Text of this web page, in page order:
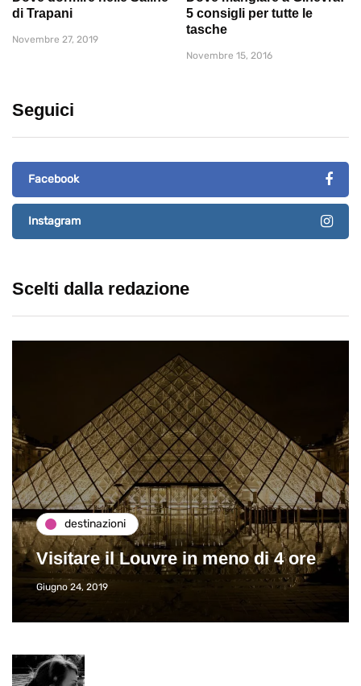
di Trapani
Novembre 27, 2019
5 consigli per tutte le
tasche
Novembre 15, 2016
Seguici
Facebook
Instagram
Scelti dalla redazione
destinazioni
Visitare il Louvre in meno di 4 ore
Giugno 24, 2019